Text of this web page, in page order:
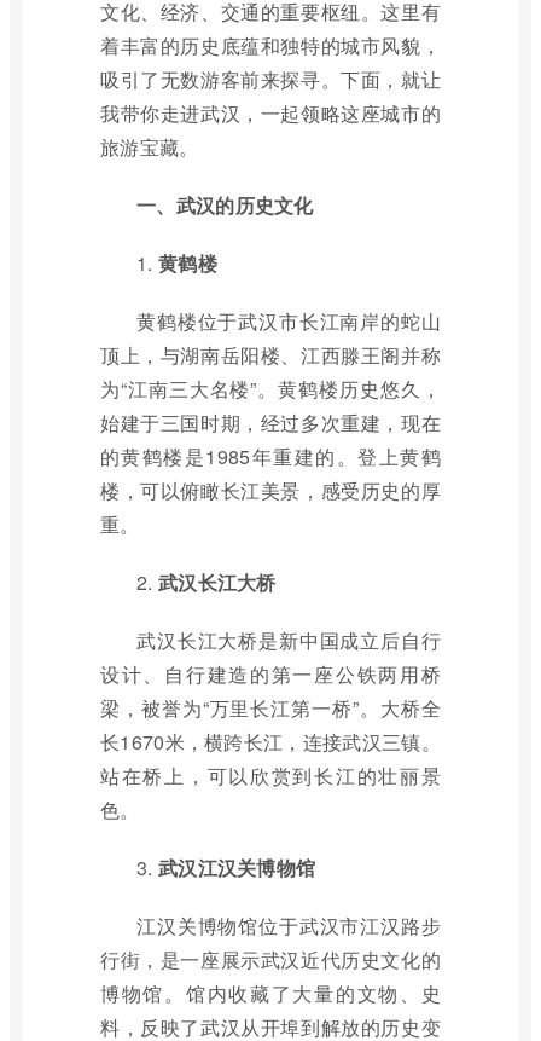
文化、经济、交通的重要枢纽。这里有
着丰富的历史底蕴和独特的城市风貌，
吸引了无数游客前来探寻。下面，就让
我带你走进武汉，一起领略这座城市的
旅游宝藏。
一、武汉的历史文化
1. 黄鹤楼
黄鹤楼位于武汉市长江南岸的蛇山
顶上，与湖南岳阳楼、江西滕王阁并称
为“江南三大名楼”。黄鹤楼历史悠久，
始建于三国时期，经过多次重建，现在
的黄鹤楼是1985年重建的。登上黄鹤
楼，可以俯瞰长江美景，感受历史的厚
重。
2. 武汉长江大桥
武汉长江大桥是新中国成立后自行
设计、自行建造的第一座公铁两用桥
梁，被誉为“万里长江第一桥”。大桥全
长1670米，横跨长江，连接武汉三镇。
站在桥上，可以欣赏到长江的壮丽景
色。
3. 武汉江汉关博物馆
江汉关博物馆位于武汉市江汉路步
行街，是一座展示武汉近代历史文化的
博物馆。馆内收藏了大量的文物、史
料，反映了武汉从开埠到解放的历史变